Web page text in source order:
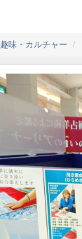
趣味・カルチャー